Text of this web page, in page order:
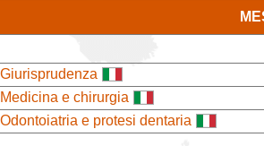
Giurisprudenza
Medicina e chirurgia
Odontoiatria e protesi dentaria